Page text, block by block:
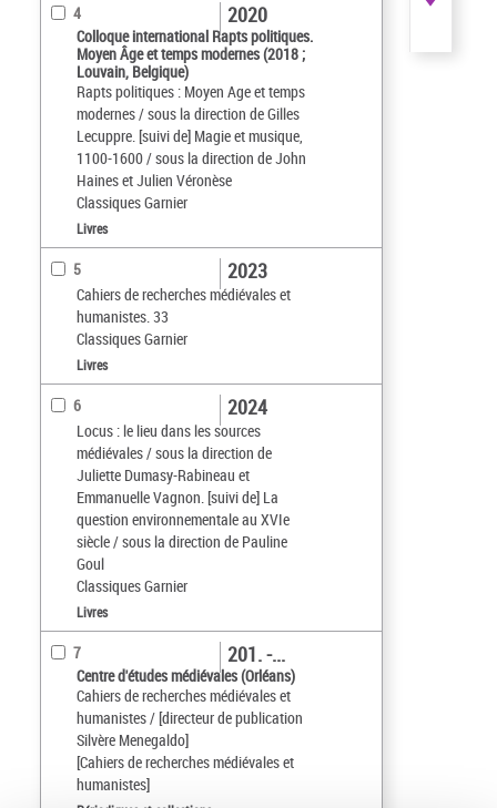
4
Colloque international Rapts politiques.
Moyen Âge et temps modernes (2018 ;
Louvain, Belgique)
Rapts politiques : Moyen Age et temps
modernes / sous la direction de Gilles
Lecuppre. [suivi de] Magie et musique,
1100-1600 / sous la direction de John
Haines et Julien Véronèse
Classiques Garnier
2020
Livres
5
Cahiers de recherches médiévales et
humanistes. 33
Classiques Garnier
2023
Livres
6
Locus : le lieu dans les sources
médiévales / sous la direction de
Juliette Dumasy-Rabineau et
Emmanuelle Vagnon. [suivi de] La
question environnementale au XVIe
siècle / sous la direction de Pauline
Goul
Classiques Garnier
2024
Livres
7
Centre d'études médiévales (Orléans)
Cahiers de recherches médiévales et
humanistes / [directeur de publication
Silvère Menegaldo]
[Cahiers de recherches médiévales et
humanistes]
201. -...